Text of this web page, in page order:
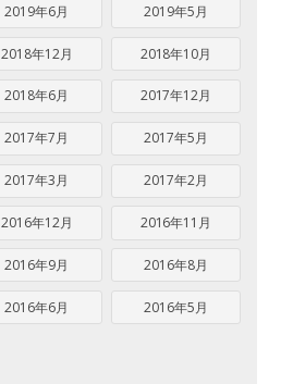
2019年6月 2019年5月
2018年12月 2018年10月
2018年6月 2017年12月
2017年7月 2017年5月
2017年3月 2017年2月
2016年12月 2016年11月
2016年9月 2016年8月
2016年6月 2016年5月